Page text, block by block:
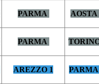
PARMA AOSTA
PARMA
AREZZO 1 PARMA